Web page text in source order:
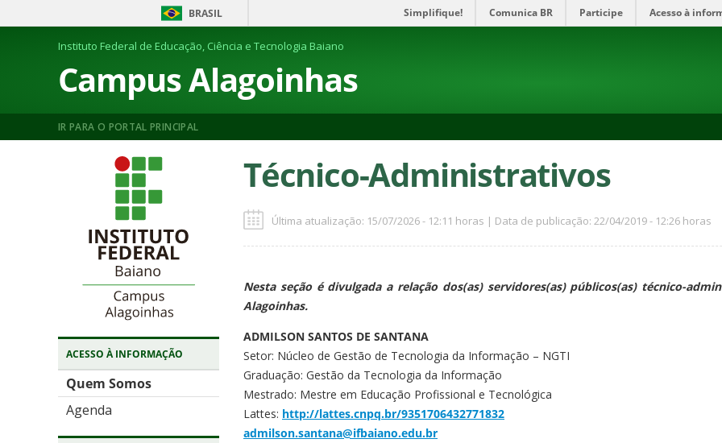
BRASIL Simplifique! Comunica BR Participe Acesso à
Instituto Federal de Educação, Ciência e Tecnologia Baiano
Campus Alagoinhas
IR PARA O PORTAL PRINCIPAL
ACESSO À INFORMAÇÃO
Quem Somos
Agenda
Técnico-Administrativos
Última atualização: 15/07/2026 - 12:11 horas | Data de publicação: 22/04/2019 - 12:26 horas
Nesta seção é divulgada a relação dos(as) servidores(as) públicos(as) técnico-
Alagoinhas.
ADMILSON SANTOS DE SANTANA
Setor: Núcleo de Gestão de Tecnologia da Informação – NGTI
Graduação: Gestão da Tecnologia da Informação
Mestrado: Mestre em Educação Profissional e Tecnológica
Lattes: http://lattes.cnpq.br/9351706432771832
admilson.santana@ifbaiano.edu.br